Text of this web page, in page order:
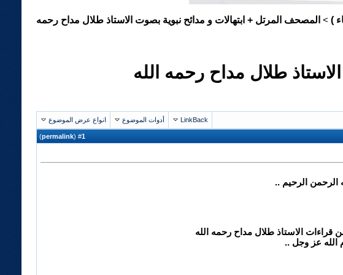
)
> المصحف المرتل + ابتهالات و مدائح نبوية بصوت الاستاذ طلال مداح رحمه
طلال مداح رحمه الله
LinkBack أدوات الموضوع انواع عرض الموضوع
1
(
permalink
)
الرحمن الرحيم ..
الاستاذ طلال مداح رحمه الله
الله عز وجل ..